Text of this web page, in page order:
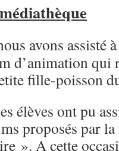
avons assisté
d’animation qui
fille-poisson
élèves ont pu
proposés par
». A cette